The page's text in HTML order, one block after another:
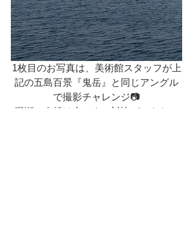
1枚目のお写真は、美術館スタッフが上
記の五島百景『鬼岳』と同じアングル
で撮影チャレンジ📷
満潮＆夕焼け空でよい対比ができたの